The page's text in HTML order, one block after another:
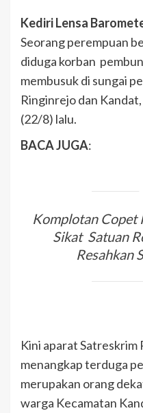
Kediri Lensa
Seorang perempuan
diduga korban
membusuk di sungai
Ringinrejo dan
(22/8) lalu.
BACA JUGA:
Komplotan Copet
Sikat Satuan
Resahkan
Kini aparat Satreskrim
menangkap terduga
merupakan orang
warga Kecamatan